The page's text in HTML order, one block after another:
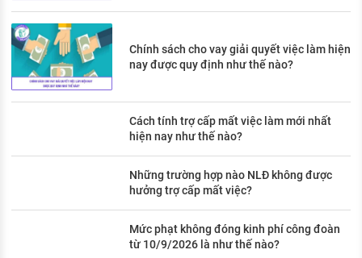
Chính sách cho vay giải quyết việc làm hiện
nay được quy định như thế nào?
Cách tính trợ cấp mất việc làm mới nhất
hiện nay như thế nào?
Những trường hợp nào NLĐ không được
hưởng trợ cấp mất việc?
Mức phạt không đóng kinh phí công đoàn
từ 10/9/2026 là như thế nào?